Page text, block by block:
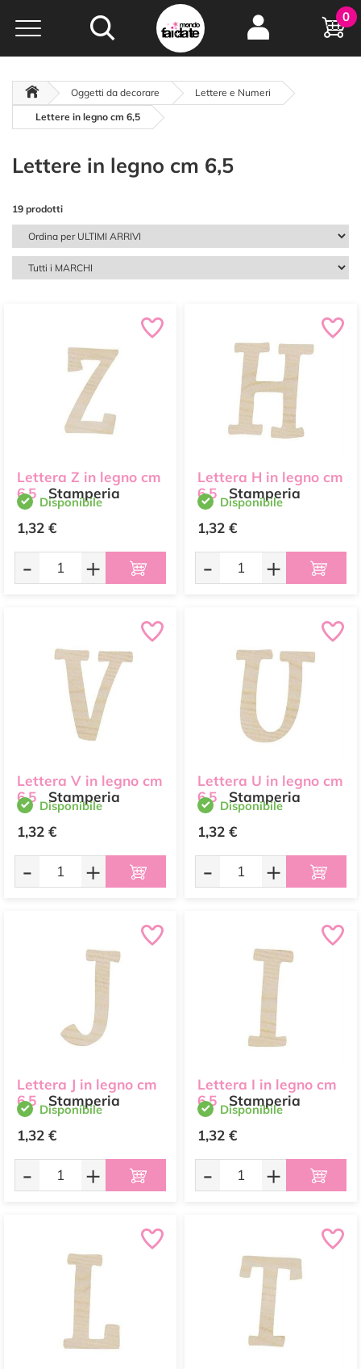
Hobby e
creatività...
oltre 15 anni online
0
Oggetti da decorare
Lettere e Numeri
Lettere in legno cm 6,5
Lettere in legno cm 6,5
19 prodotti
Lettera Z in legno cm
6,5
Stamperia
Disponibile
1,32 €
- +
Lettera H in legno cm
6,5
Stamperia
Disponibile
1,32 €
- +
Lettera V in legno cm
6,5
Stamperia
Disponibile
1,32 €
- +
Lettera U in legno cm
6,5
Stamperia
Disponibile
1,32 €
- +
Lettera J in legno cm
6,5
Stamperia
Disponibile
1,32 €
- +
Lettera I in legno cm
6,5
Stamperia
Disponibile
1,32 €
- +